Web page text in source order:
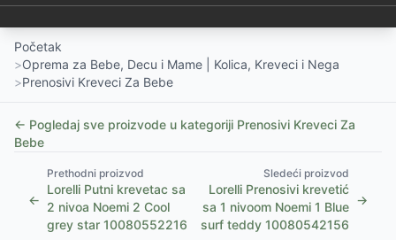
Početak
>Oprema za Bebe, Decu i Mame | Kolica, Kreveci i Nega
>Prenosivi Kreveci Za Bebe
← Pogledaj sve proizvode u kategoriji Prenosivi Kreveci Za
Bebe
←
Prethodni proizvod
Lorelli Putni krevetac sa
2 nivoa Noemi 2 Cool
grey star 10080552216
Sledeći proizvod
Lorelli Prenosivi krevetić
sa 1 nivoom Noemi 1 Blue
surf teddy 10080542156
→